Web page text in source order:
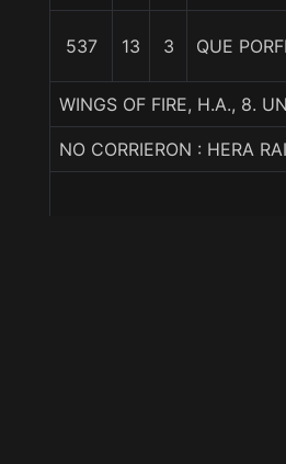
537 13 3 QUE
WINGS OF FIRE, H.A., 8.
NO CORRIERON : HERA